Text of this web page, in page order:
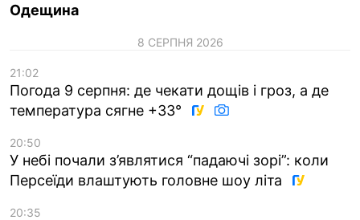
Одещина
8 СЕРПНЯ 2026
21:02
Погода 9 серпня: де чекати дощів і гроз, а де
температура сягне +33°
20:50
У небі почали з’являтися “падаючі зорі”: коли
Персеїди влаштують головне шоу літа
20:35